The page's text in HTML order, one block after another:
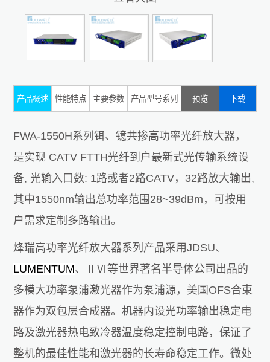
产品概述 性能特点 主要参数 产品型号系列 预览 下载
FWA-1550H系列铒、镱共掺高功率光纤放大器，
是实现 CATV FTTH光纤到户最新式光传输系统设
备, 光输入口数: 1路或者2路CATV，32路放大输出,
其中1550nm输出总功率范围28~39dBm，可按用
户需求定制多路输出。
烽瑞高功率光纤放大器系列产品采用JDSU、
LUMENTUM、ⅡⅥ等世界著名半导体公司出品的
多模大功率泵浦激光器作为泵浦源，美国OFS合束
器作为双包层合成器。机器内设光功率输出稳定电
路及激光器热电致冷器温度稳定控制电路，保证了
整机的最佳性能和激光器的长寿命稳定工作。微处